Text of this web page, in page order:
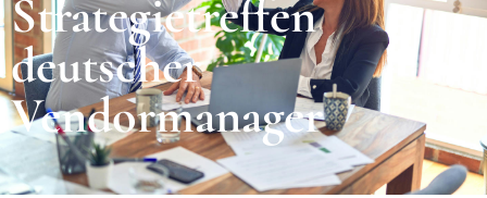
Strategietreffen
deutscher
Vendormanager